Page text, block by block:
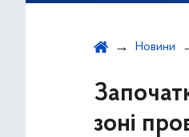
Новини
зоні